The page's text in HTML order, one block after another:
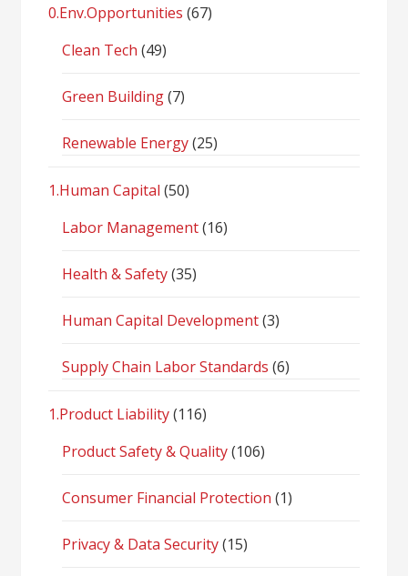
0.Env.Opportunities (67)
Clean Tech (49)
Green Building(7)
Renewable Energy(25)
1.Human Capital (50)
Labor Management(16)
Health & Safety(35)
Human Capital Development(3)
Supply Chain Labor Standards (6)
1.Product Liability(116)
Product Safety & Quality(106)
Consumer Financial Protection (1)
Privacy & Data Security(15)